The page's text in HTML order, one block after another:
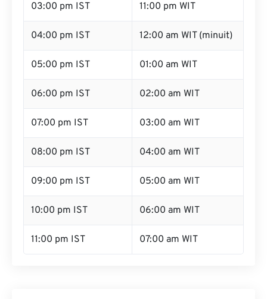
03:00 pm IST 11:00 pm WIT
04:00 pm IST 12:00 am WIT (minuit)
05:00 pm IST 01:00 am WIT
06:00 pm IST 02:00 am WIT
07:00 pm IST 03:00 am WIT
08:00 pm IST 04:00 am WIT
09:00 pm IST 05:00 am WIT
10:00 pm IST 06:00 am WIT
11:00 pm IST 07:00 am WIT